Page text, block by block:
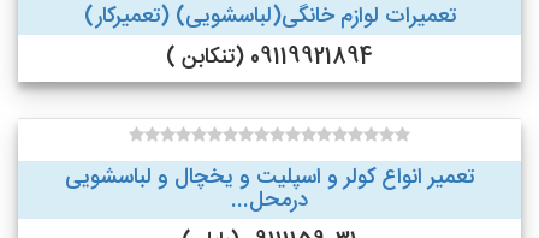
تعمیرات لوازم خانگی(لباسشویی) (تعمیرکار)
09119921894 (تنکابن )
تعمیر انواع کولر و اسپلیت و یخچال و لباسشویی
درمحل...